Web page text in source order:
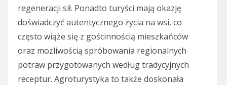
regeneracji sił. Ponadto turyści mają okazję
doświadczyć autentycznego życia na wsi, co
często wiąże się z gościnnością mieszkańców
oraz możliwością spróbowania regionalnych
potraw przygotowanych według tradycyjnych
receptur. Agroturystyka to także doskonała